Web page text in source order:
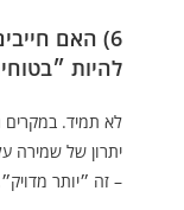
6) האם
להיות
לא תמיד. במקרים
יתרון של שמירה
– זה ״יותר